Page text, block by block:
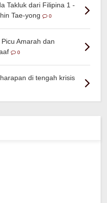
Takluk dari Filipina 1 -
Tae-yong
0
Amarah dan
0
di tengah krisis